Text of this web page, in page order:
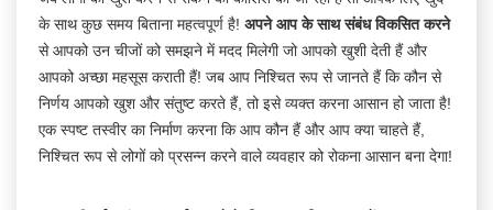
के साथ कुछ समय बिताना महत्वपूर्ण है! अपने आप के साथ संबंध विकसित करने
से आपको उन चीजों को समझने में मदद मिलेगी जो आपको खुशी देती हैं और
आपको अच्छा महसूस कराती हैं! जब आप निश्चित रूप से जानते हैं कि कौन से
निर्णय आपको खुश और संतुष्ट करते हैं, तो इसे व्यक्त करना आसान हो जाता है!
एक स्पष्ट तस्वीर का निर्माण करना कि आप कौन हैं और आप क्या चाहते हैं,
निश्चित रूप से लोगों को प्रसन्न करने वाले व्यवहार को रोकना आसान बना देगा!